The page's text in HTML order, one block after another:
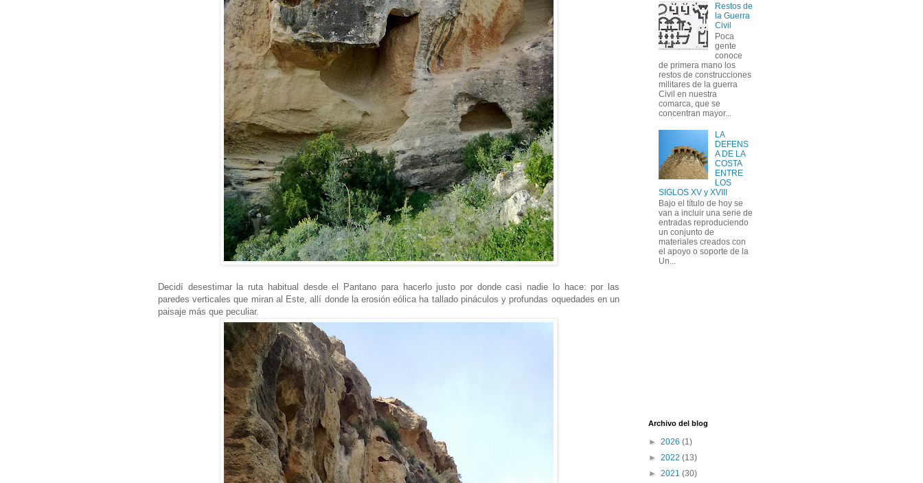
Decidí desestimar la ruta habitual desde el Pantano para hacerlo justo por donde casi nadie lo hace: por las
paredes verticales que miran al Este, allí donde la erosión eólica ha tallado pináculos y profundas oquedades en un
paisaje más que peculiar.
Restos de
la Guerra
Civil
Poca
gente
conoce
de primera mano los
restos de construcciones
militares de la guerra
Civil en nuestra
comarca, que se
concentran mayor...
LA
DEFENS
A DE LA
COSTA
ENTRE
LOS
SIGLOS XV y XVIII
Bajo el título de hoy se
van a incluir una serie de
entradas reproduciendo
un conjunto de
materiales creados con
el apoyo o soporte de la
Un...
Archivo del blog
► 2026 (1)
► 2022 (13)
► 2021 (30)